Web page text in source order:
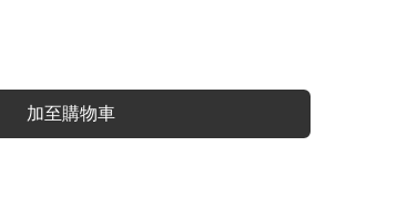
加至購物車